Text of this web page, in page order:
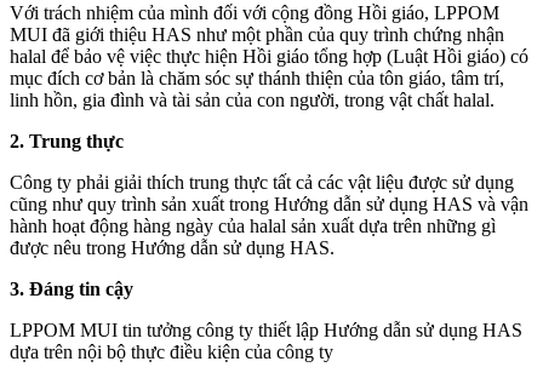
Với trách nhiệm của mình đối với cộng đồng Hồi giáo, LPPOM
MUI đã giới thiệu HAS như một phần của quy trình chứng nhận
halal để bảo vệ việc thực hiện Hồi giáo tổng hợp (Luật Hồi giáo) có
mục đích cơ bản là chăm sóc sự thánh thiện của tôn giáo, tâm trí,
linh hồn, gia đình và tài sản của con người, trong vật chất halal.
2. Trung thực
Công ty phải giải thích trung thực tất cả các vật liệu được sử dụng
cũng như quy trình sản xuất trong Hướng dẫn sử dụng HAS và vận
hành hoạt động hàng ngày của halal sản xuất dựa trên những gì
được nêu trong Hướng dẫn sử dụng HAS.
3. Đáng tin cậy
LPPOM MUI tin tưởng công ty thiết lập Hướng dẫn sử dụng HAS
dựa trên nội bộ thực điều kiện của công ty